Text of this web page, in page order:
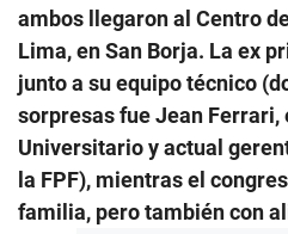
ambos llegaron al Centro
Lima, en San Borja. La ex
junto a su equipo técnico
sorpresas fue Jean
Universitario y actual
la FPF), mientras el
familia, pero también con